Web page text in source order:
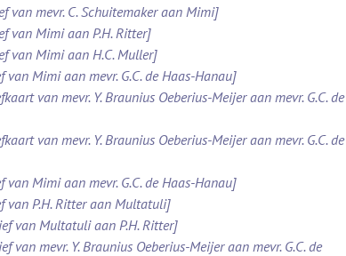
van mevr. C. Schuitemaker aan Mimi]
van Mimi aan P.H. Ritter]
van Mimi aan H.C. Muller]
Mimi aan mevr. G.C. de Haas-Hanau]
van mevr. Y. Braunius Oeberius-Meijer aan mevr. G.C. de
van mevr. Y. Braunius Oeberius-Meijer aan mevr. G.C. de
Mimi aan mevr. G.C. de Haas-Hanau]
van P.H. Ritter aan Multatuli]
van Multatuli aan P.H. Ritter]
van mevr. Y. Braunius Oeberius-Meijer aan mevr. G.C. de